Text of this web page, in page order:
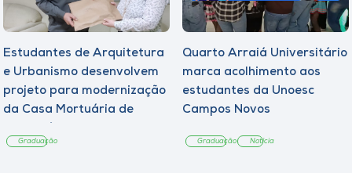
Estudantes de Arquitetura
e Urbanismo desenvolvem
projeto para modernização
da Casa Mortuária de
Graduação
Quarto Arraiá Universitário
marca acolhimento aos
estudantes da Unoesc
Campos Novos
Graduação Notícia